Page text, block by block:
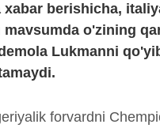
xabar berishicha,
o'zining
Lukmanni
forvardni